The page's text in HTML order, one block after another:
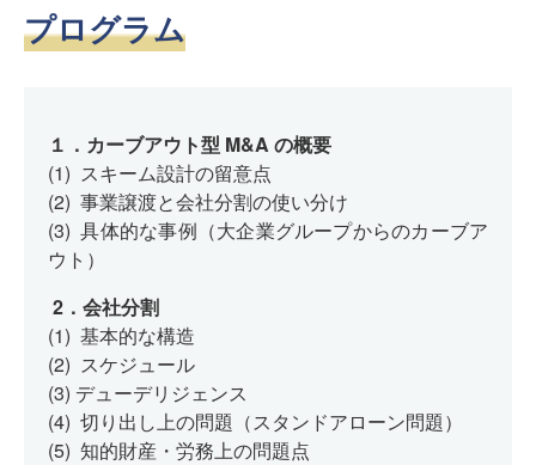
プログラム
１．カーブアウト型 M&A の概要
(1) スキーム設計の留意点
(2) 事業譲渡と会社分割の使い分け
(3) 具体的な事例（大企業グループからのカーブア
ウト）
2． 会社分割
(1) 基本的な構造
(2) スケジュール
(3) デューデリジェンス
(4) 切り出し上の問題（スタンドアローン問題）
(5) 知的財産・労務上の問題点